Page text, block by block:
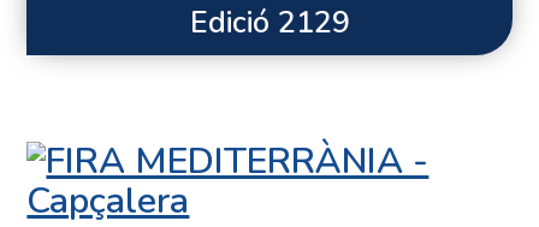
Edició 2129